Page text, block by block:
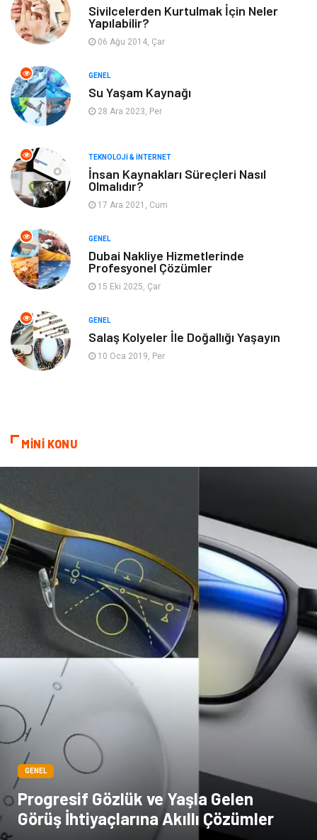
Giyim
Yeme & İçme
Keyif & Hobi Organizasyon
Gayrimenkul Spor
Finans& Ekonomi Anne & Çocuk
Genel Kültür
Ev İşleri
Mobilya
Astroloji
Pet Malzemeleri
Sivilcelerden Kurtulmak İçin Neler
Yapılabilir?
06 Ağu 2014, Çar
GENEL
Su Yaşam Kaynağı
28 Ara 2023, Per
TEKNOLOJI & İNTERNET
İnsan Kaynakları Süreçleri Nasıl
Olmalıdır?
17 Ara 2021, Cum
GENEL
Dubai Nakliye Hizmetlerinde
Profesyonel Çözümler
15 Eki 2025, Çar
GENEL
Salaş Kolyeler İle Doğallığı Yaşayın
10 Oca 2019, Per
MİNİ KONU
GENEL
Progresif Gözlük ve Yaşla Gelen
Görüş İhtiyaçlarına Akıllı Çözümler